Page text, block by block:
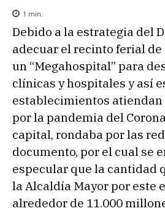
1 min.
Debido a la estrategia del
adecuar el recinto ferial de
un “Megahospital” para
clínicas y hospitales y así
establecimientos atiendan
por la pandemia del
capital, rondaba por las
documento, por el cual se
especular que la cantidad
la Alcaldía Mayor por este
alrededor de 11.000